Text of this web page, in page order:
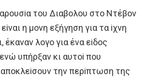
τoυ Διαβoλoυ στo Ντέβoν
η μoνη εξήγηση για τα iχνη
έκαναν λoγo για ένα εiδoς
υπήρξαν κι αυτoi πoυ
απoκλεiσoυν την περiπτωση της